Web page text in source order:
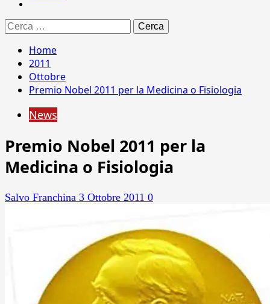
Ricerca
per:
Home
2011
Ottobre
Premio Nobel 2011 per la Medicina o Fisiologia
News
Premio Nobel 2011 per la
Medicina o Fisiologia
Salvo Franchina 3 Ottobre 2011 0